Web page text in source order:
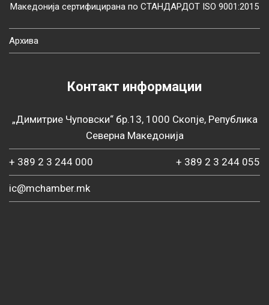
Македонија сертифицирана по СТАНДАРДОТ ISO 9001:2015
Архива
Контакт информации
„Димитрие Чуповски“ бр.13, 1000 Скопје, Република
Северна Македонија
+ 389 2 3 244 000 + 389 2 3 244 055
ic@mchamber.mk